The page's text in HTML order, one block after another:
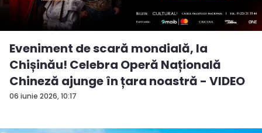
06 iunie 2026, 10:17
Eveniment de scară mondială, la
Chișinău! Celebra Operă Națională
Chineză ajunge în țara noastră - VIDEO